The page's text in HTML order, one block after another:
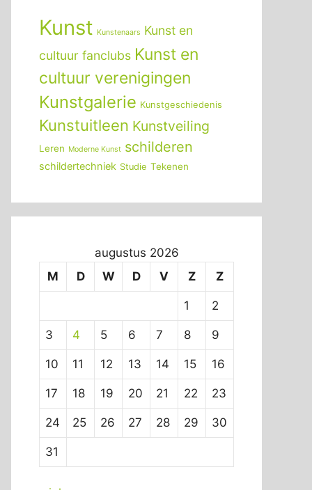
Kunst Kunstenaars Kunst en
cultuur fanclubs Kunst en
cultuur verenigingen
Kunstgalerie Kunstgeschiedenis
Kunstuitleen Kunstveiling
Leren Moderne Kunst schilderen
schildertechniek Studie Tekenen
augustus 2026
M
D W D V Z Z
1 2
3 4 5 6 7 8 9
10 11 12 13 14 15 16
17 18 19 20 21 22 23
24 25 26 27 28 29 30
31